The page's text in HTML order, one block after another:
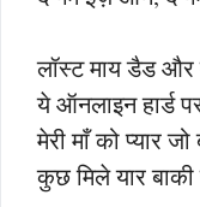
लॉस्ट माय डैड और
ये ऑनलाइन हार्ड
मेरी माँ को प्यार जो
कुछ मिले यार बाकी